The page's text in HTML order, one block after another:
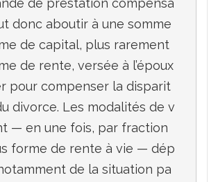
de prestation compensa
donc aboutir à une somme
de capital, plus rarement
de rente, versée à l’époux
pour compenser la disparit
divorce. Les modalités de v
— en une fois, par fraction
forme de rente à vie — dép
de la situation pa